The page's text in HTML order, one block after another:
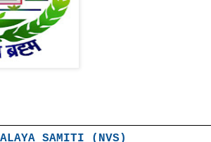
SAMITI (NVS)